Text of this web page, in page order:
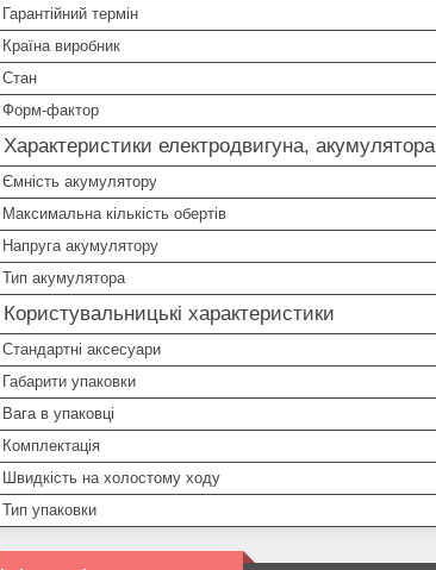
Гарантійний термін
Країна виробник
Стан
Форм-фактор
Характеристики електродвигуна, акумулятора
Ємність акумулятору
Максимальна кількість обертів
Напруга акумулятору
Тип акумулятора
Користувальницькі характеристики
Стандартні аксесуари
Габарити упаковки
Вага в упаковці
Комплектація
Швидкість на холостому ходу
Тип упаковки